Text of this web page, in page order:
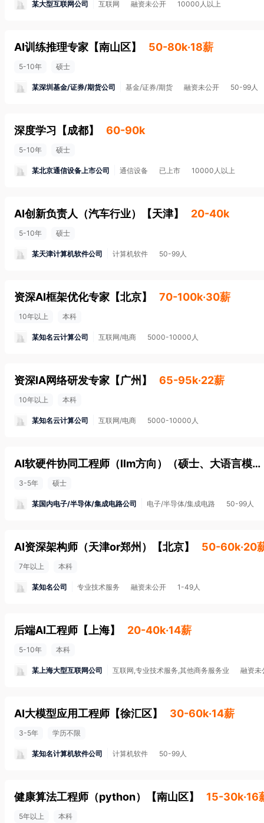
某大型互联网公司 互联网 融资未公开 10000人以上
AI训练推理专家 【南山区】 50-80k·18薪
5-10年 硕士
某深圳基金/证券/期货公司 基金/证券/期货 融资未公开 50-99人
深度学习 【成都】 60-90k
5-10年 硕士
某北京通信设备上市公司 通信设备 已上市 10000人以上
AI创新负责人（汽车行业） 【天津】 20-40k
5-10年 硕士
某天津计算机软件公司 计算机软件 50-99人
资深AI框架优化专家 【北京】 70-100k·30薪
10年以上 本科
某知名云计算公司 互联网/电商 5000-10000人
资深IA网络研发专家 【广州 】 65-95k·22薪
10年以上 本科
某知名云计算公司 互联网/电商 5000-10000人
AI软硬件协同工程师（llm方向）（硕士、大语言模型推理架构）
3-5年 硕士
某国内电子/半导体/集成电路公司 电子/半导体/集成电路 50-99人
AI资深架构师（天津or郑州） 【北京】 50-60k·20
7年以上 本科
某知名公司 专业技术服务 融资未公开 1-49人
后端AI工程师 【 上海】 20-40k·14薪
5-10年 本科
某上海大型互联网公司 互联网,专业技术服务,其他商务服务业 融资未
AI大模型应用工程师 【徐汇区】 30-60k·14薪
3-5年 学历不限
某知名计算机软件公司 计算机软件 50-99人
健康算法工程师（python） 【南山区】 15-30k·16
5年以上 本科